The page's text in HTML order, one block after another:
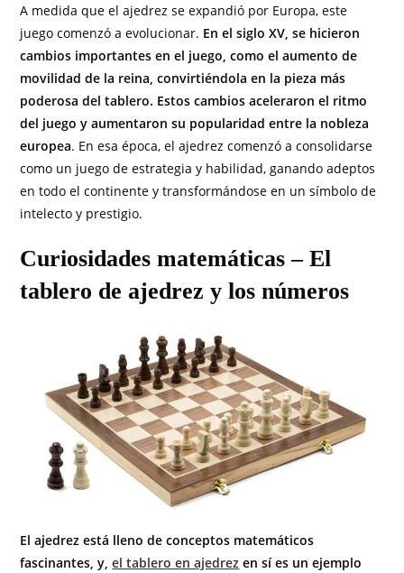
A medida que el ajedrez se expandió por Europa, este
juego comenzó a evolucionar. En el siglo XV, se hicieron
cambios importantes en el juego, como el aumento de
movilidad de la reina, convirtiéndola en la pieza más
poderosa del tablero. Estos cambios aceleraron el ritmo
del juego y aumentaron su popularidad entre la nobleza
europea. En esa época, el ajedrez comenzó a consolidarse
como un juego de estrategia y habilidad, ganando adeptos
en todo el continente y transformándose en un símbolo de
intelecto y prestigio.
Curiosidades matemáticas – El
tablero de ajedrez y los números
El ajedrez está lleno de conceptos matemáticos
fascinantes, y,el tablero en ajedrez en sí es un ejemplo